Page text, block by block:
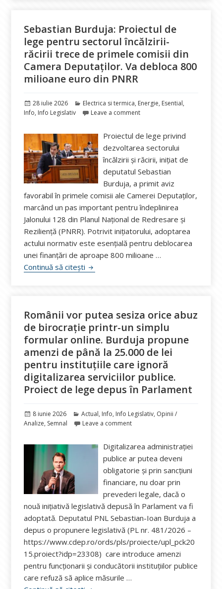
Sebastian Burduja: Proiectul de
lege pentru sectorul încălzirii-
răcirii trece de primele comisii din
Camera Deputaților. Va debloca 800
milioane euro din PNRR
Publicat
pe
28 iulie 2026 Categorii
Electrica si termica, Energie, Esential,
Info, Info Legislativ Leave a comment
Proiectul de lege privind
dezvoltarea sectorului
încălzirii și răcirii, inițiat de
deputatul Sebastian
Burduja, a primit aviz
favorabil în primele comisii ale Camerei Deputaților,
marcând un pas important pentru îndeplinirea
Jalonului 128 din Planul Național de Redresare și
Reziliență (PNRR). Potrivit inițiatorului, adoptarea
actului normativ este esențială pentru deblocarea
unei finanțări de aproape 800 milioane …
Continuă să citești Sebastian Burduja: Proiectul de lege
Românii vor putea sesiza orice abuz
de birocrație printr-un simplu
formular online. Burduja propune
amenzi de până la 25.000 de lei
pentru instituțiile care ignoră
digitalizarea serviciilor publice.
Proiect de lege depus în Parlament
Publicat
pe
8 iunie 2026 Categorii
Actual, Info, Info Legislativ, Opinii /
Analize, Semnal Leave a comment
Digitalizarea administrației
publice ar putea deveni
obligatorie și prin sancțiuni
financiare, nu doar prin
prevederi legale, dacă o
nouă inițiativă legislativă depusă în Parlament va fi
adoptată. Deputatul PNL Sebastian-Ioan Burduja a
depus o propunere legislativă (PL nr. 481/2026 –
https://www.cdep.ro/ords/pls/proiecte/upl_pck20
15.proiect?idp=23308) care introduce amenzi
pentru funcționarii și conducătorii instituțiilor publice
care refuză să aplice măsurile …